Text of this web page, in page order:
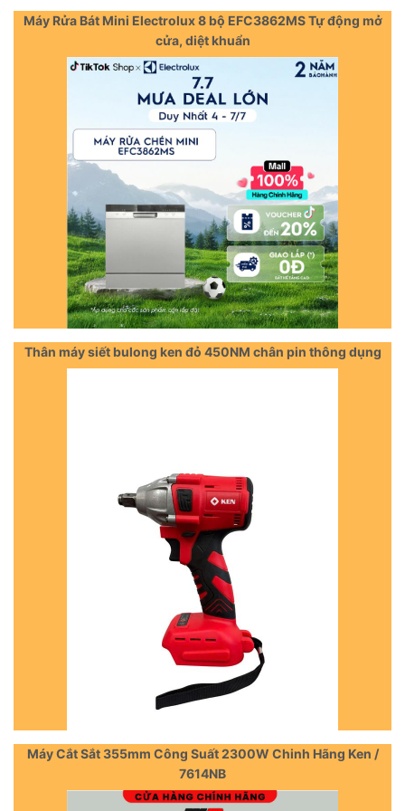
Máy Rửa Bát Mini Electrolux 8 bộ EFC3862MS Tự động mở
cửa, diệt khuẩn
Thân máy siết bulong ken đỏ 450NM chân pin thông dụng
Máy Cắt Sắt 355mm Công Suất 2300W Chinh Hãng Ken /
7614NB